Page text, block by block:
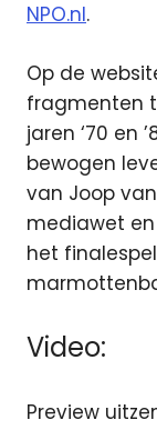
NPO.nl.
Op de
fragmenten
jaren ‘70 en
bewogen
van Joop
mediawet
het
Video:
Preview